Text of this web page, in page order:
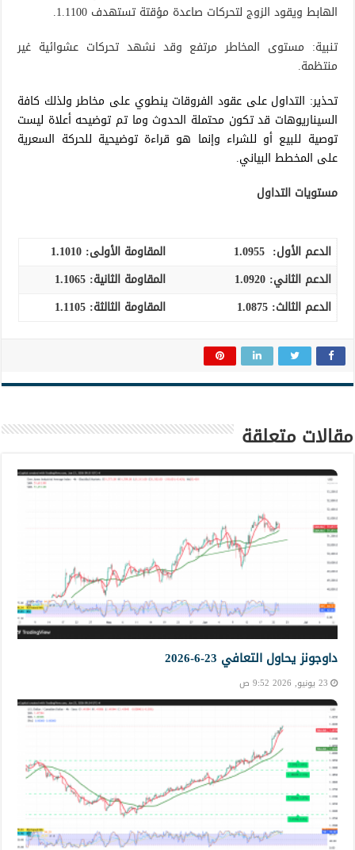
الهابط ويقود الزوج لتحركات صاعدة مؤقتة تستهدف 1.1100.
تنبية: مستوى المخاطر مرتفع وقد نشهد تحركات عشوائية غير
منتظمة.
تحذير: التداول على عقود الفروقات ينطوي على مخاطر ولذلك كافة
السيناريوهات قد تكون محتملة الحدوث وما تم توضيحه أعلاة ليست
توصية للبيع أو للشراء وإنما هو قراءة توضيحية للحركة السعرية
على المخطط البياني.
مستويات التداول
الدعم الأول: 1.0955 المقاومة الأولى: 1.1010
الدعم الثاني: 1.0920 المقاومة الثانية: 1.1065
الدعم الثالث: المقاومة الثالثة: 1.1105
مقالات متعلقة
داوجونز يحاول التعافي 23-6-2026
23 يونيو, 2026 9:52 ص